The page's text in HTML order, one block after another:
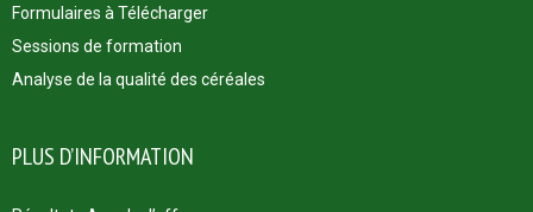
Formulaires à Télécharger
Sessions de formation
Analyse de la qualité des céréales
PLUS D’INFORMATION